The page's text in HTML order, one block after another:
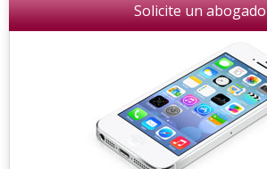
Solicite un abogado